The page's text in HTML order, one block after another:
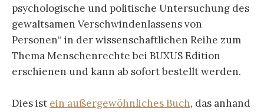
psychologische und politische Untersuchung des
gewaltsamen Verschwindenlassens von
Personen“ in der wissenschaftlichen Reihe zum
Thema Menschenrechte bei BUXUS Edition
erschienen und kann ab sofort bestellt werden.
Dies ist ein außergewöhnliches Buch, das anhand